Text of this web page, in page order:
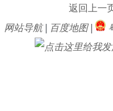
返回上一
网站导航| 百度地图|